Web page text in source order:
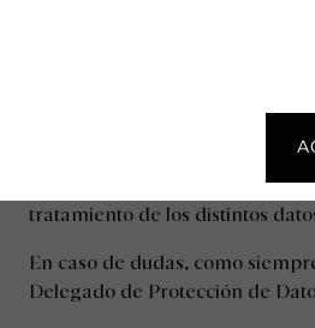
En otros casos, la base
del usuario será el
tratamiento de los datos
El usuario puede encontrar el
tratamiento de los distintos
En caso de dudas, como
Delegado de Protección de